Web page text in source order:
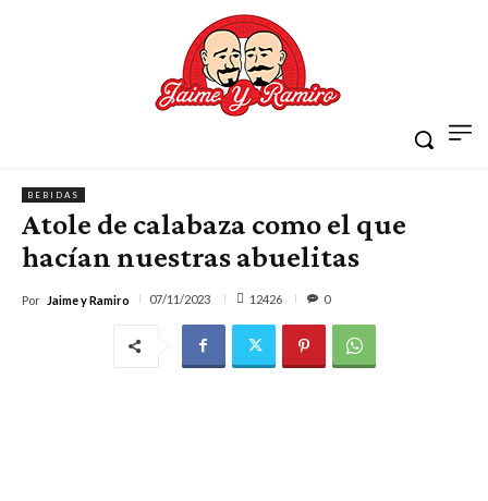
BEBIDAS
Atole de calabaza como el que
hacían nuestras abuelitas
Por Jaime y Ramiro 07/11/2023 12426 0